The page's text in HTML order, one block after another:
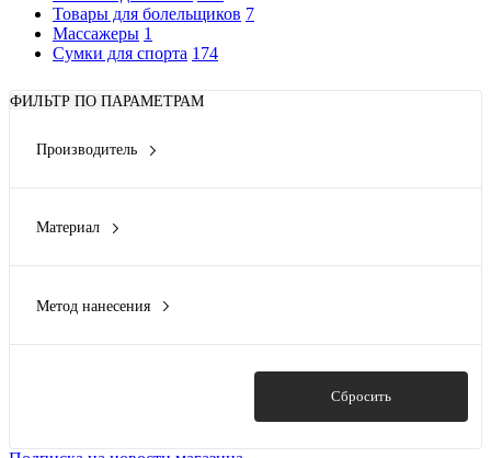
Товары для болельщиков 7
Массажеры 1
Сумки для спорта 174
ФИЛЬТР ПО ПАРАМЕТРАМ
Производитель
Материал
Метод нанесения
Сбросить